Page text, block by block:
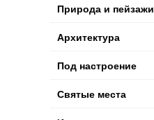
Природа и пейзажи
Архитектура
Под настроение
Святые места